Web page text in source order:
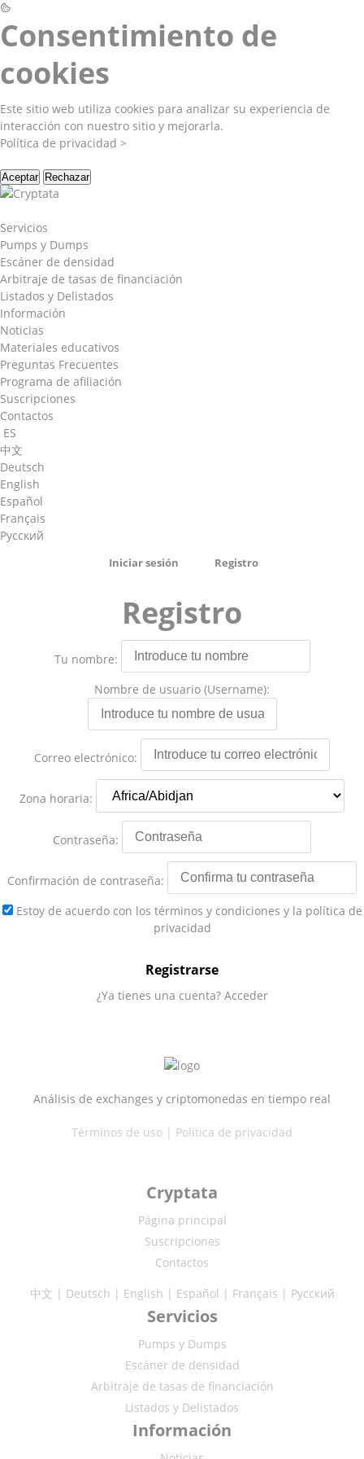
Consentimiento de
cookies
Este sitio web utiliza cookies para analizar su experiencia de
interacción con nuestro sitio y mejorarla.
Política de privacidad >
Aceptar Rechazar
Servicios
Pumps y Dumps
Escáner de densidad
Arbitraje de tasas de financiación
Listados y Delistados
Información
Noticias
Materiales educativos
Preguntas Frecuentes
Programa de afiliación
Suscripciones
Contactos
ES
中文
Deutsch
English
Español
Français
Русский
Iniciar sesión Registro
Registro
Tu nombre:
Nombre de usuario (Username):
Correo electrónico:
Zona horaria:
Contraseña:
Confirmación de contraseña:
Estoy de acuerdo con los términos y condiciones y la política de
privacidad
Registrarse
¿Ya tienes una cuenta? Acceder
Análisis de exchanges y criptomonedas en tiempo real
Términos de uso | Política de privacidad
Cryptata
Página principal
Suscripciones
Contactos
中文 | Deutsch | English | Español | Français | Русский
Servicios
Pumps y Dumps
Escáner de densidad
Arbitraje de tasas de financiación
Listados y Delistados
Información